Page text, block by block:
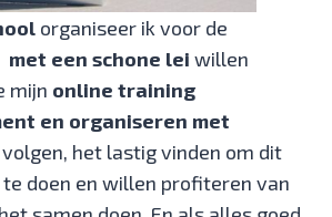
organiseer ik voor de
met een schone lei willen
mijn online training
en organiseren met
het lastig vinden om dit
doen en willen profiteren van